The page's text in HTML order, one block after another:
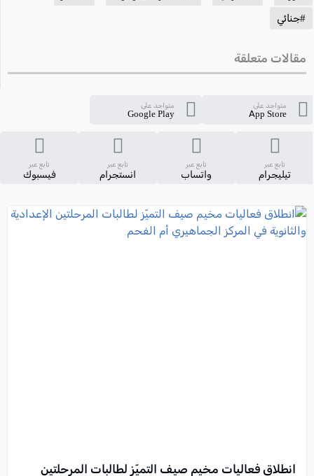
#جنائي
مقالات متعلقة
متواجد على
App Store
متواجد على
Google Play
تابع عبر
تيليجرام
تابع عبر
واتساب
تابع عبر
انستجرام
تابع عبر
فيسبوك
انطلاق فعاليات مخيم صيف التميّز لطالبات المرحلتين